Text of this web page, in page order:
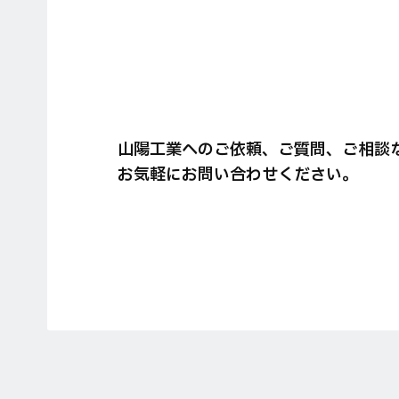
山陽工業へのご依頼、ご質問、ご相談
お気軽にお問い合わせください。